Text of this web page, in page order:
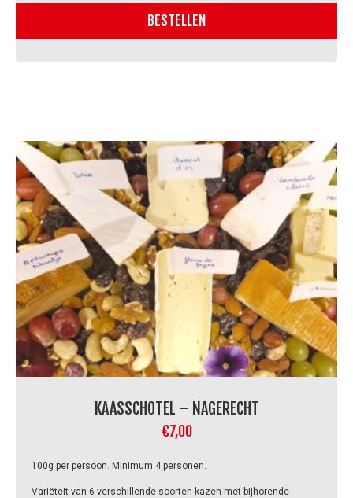
hoofdgerecht
BESTELLEN
KAASSCHOTEL – NAGERECHT
€7,00
100g per persoon. Minimum 4 personen.
Variëteit van 6 verschillende soorten kazen met bijhorende